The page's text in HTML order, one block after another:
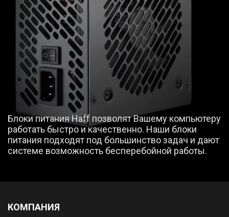
Блоки питания Haff позволят Вашему компьютеру
работать быстро и качественно. Наши блоки
питания подходят под большинство задач и дают
системе возможность бесперебойной работы.
КОМПАНИЯ